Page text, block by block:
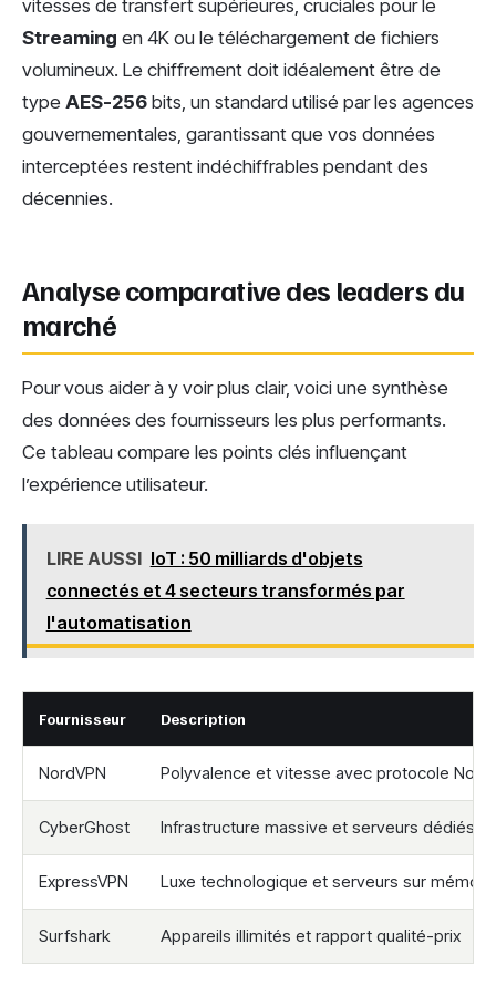
vitesses de transfert supérieures, cruciales pour le
Streaming en 4K ou le téléchargement de fichiers
volumineux. Le chiffrement doit idéalement être de
type AES-256 bits, un standard utilisé par les agences
gouvernementales, garantissant que vos données
interceptées restent indéchiffrables pendant des
décennies.
Analyse comparative des leaders du
marché
Pour vous aider à y voir plus clair, voici une synthèse
des données des fournisseurs les plus performants.
Ce tableau compare les points clés influençant
l’expérience utilisateur.
LIRE AUSSI IoT : 50 milliards d'objets
connectés et 4 secteurs transformés par
l'automatisation
Fournisseur Description
NordVPN Polyvalence et vitesse avec protocole
CyberGhost Infrastructure massive et serveurs dédiés
ExpressVPN Luxe technologique et serveurs sur
Surfshark Appareils illimités et rapport qualité-prix